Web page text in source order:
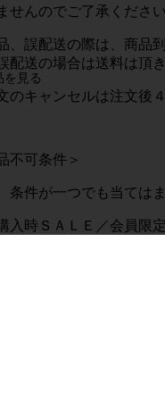
を見る
せんのでご了承ください
、誤配送の際は、商品
配送の場合は送料は頂き
のキャンセルは注文後
不可条件＞
条件が一つでも当ては
入時ＳＡＬＥ／会員限